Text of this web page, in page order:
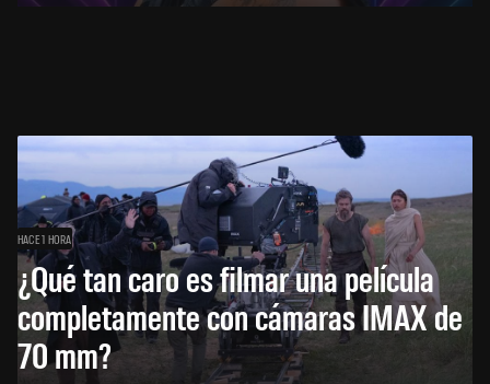
HACE 1 HORA
¿Qué tan caro es filmar una película
completamente con cámaras IMAX de
70 mm?